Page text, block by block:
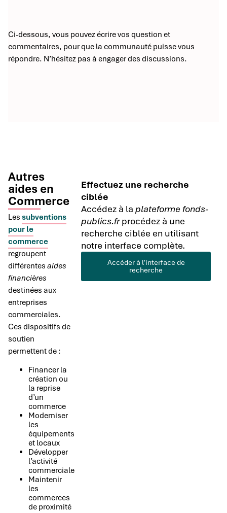
Ci-dessous, vous pouvez écrire vos question et
commentaires, pour que la communauté puisse vous
répondre. N’hésitez pas à engager des discussions.
Autres
aides en
Commerce
Les subventions
pour le
commerce
regroupent
différentes aides
financières
destinées aux
entreprises
commerciales.
Ces dispositifs de
soutien
permettent de :
Financer la
création ou
la reprise
d’un
commerce
Moderniser
les
équipements
et locaux
Développer
l’activité
commerciale
Maintenir
les
commerces
de proximité
Effectuez une recherche
ciblée
Accédez à laplateforme fonds-
publics.frprocédez à une
recherche ciblée en utilisant
notre interface complète.
Accéder à l'interface de
recherche